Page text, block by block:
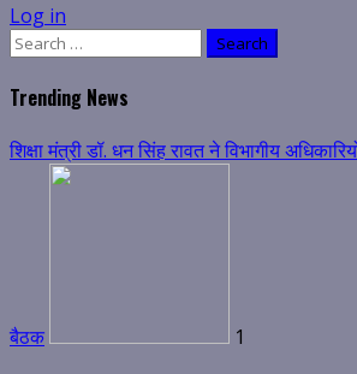
Log in
Search
Trending News
शिक्षा मंत्री डॉ. धन सिंह रावत ने विभागीय
बैठक 1